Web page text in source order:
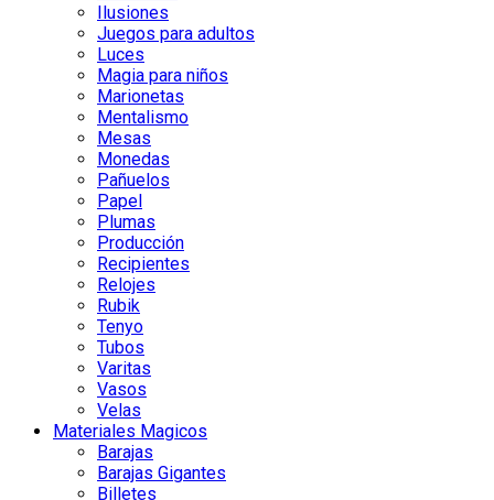
Ilusiones
Juegos para adultos
Luces
Magia para niños
Marionetas
Mentalismo
Mesas
Monedas
Pañuelos
Papel
Plumas
Producción
Recipientes
Relojes
Rubik
Tenyo
Tubos
Varitas
Vasos
Velas
Materiales Magicos
Barajas
Barajas Gigantes
Billetes